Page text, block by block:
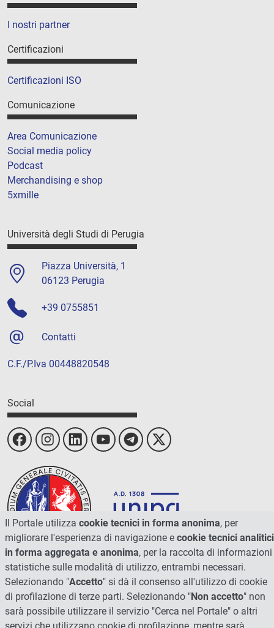
I nostri partner
Certificazioni
Certificazioni ISO
Comunicazione
Area Comunicazione
Social media policy
Podcast
Merchandising e shop
5xmille
Università degli Studi di Perugia
Piazza Università, 1
06123 Perugia
+39 0755851
Contatti
C.F./P.Iva 00448820548
Social
© 2026 - Università degli Studi di Perugia
Il Portale utilizza cookie tecnici in forma anonima, per
migliorare l'esperienza di navigazione e cookie tecnici analitici
in forma aggregata e anonima, per la raccolta di informazioni
statistiche sulle modalità di utilizzo, entrambi necessari.
Selezionando "Accetto" si dà il consenso all'utilizzo di cookie
di profilazione di terze parti. Selezionando "Non accetto" non
sarà possibile utilizzare il servizio "Cerca nel Portale" o altri